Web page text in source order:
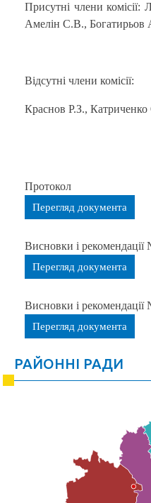
Присутні члени
Амелін С.В., Богатирьов
Відсутні члени комісії:
Краснов Р.З.,
Протокол
Перегляд документа
Висновки і
Перегляд документа
Висновки і
Перегляд документа
РАЙОННІ РАДИ